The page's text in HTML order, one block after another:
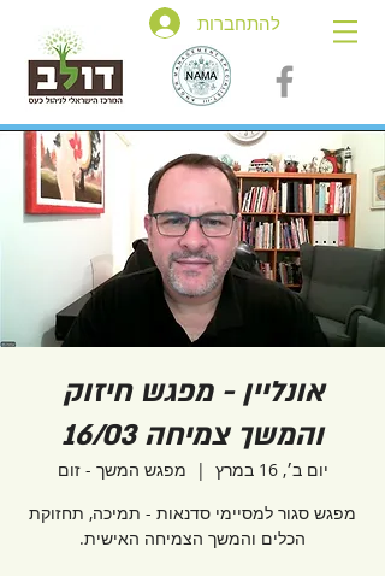
להתחברות
אונליין - מפגש חיזוק
והמשך צמיחה 16/03
יום ב׳, 16 במרץ
  |
מפגש המשך - זום
מפגש סגור למסיימי סדנאות - תמיכה, תחזוקת